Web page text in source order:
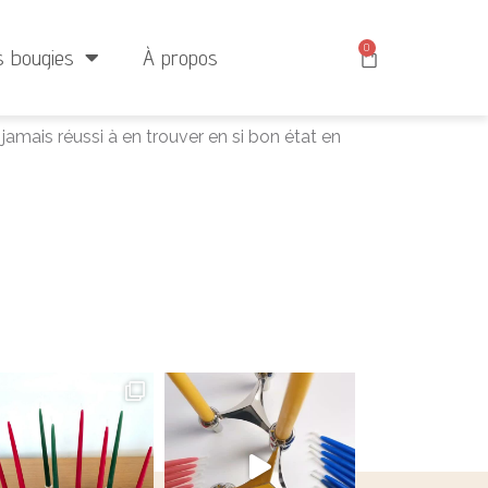
bougies À propos 0
réussi à en trouver en si bon état en